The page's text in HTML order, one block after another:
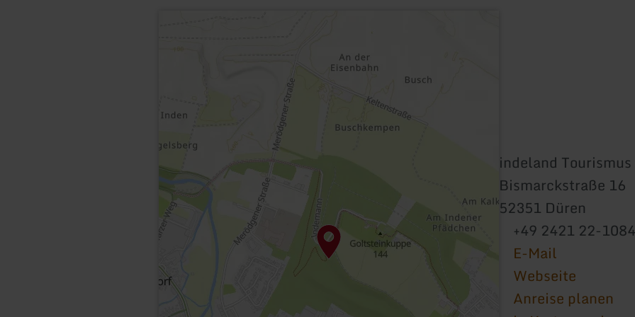
indeland Tourismus
Bismarckstraße 16
52351 Düren
+49 2421 22-
E-Mail
Webseite
Anreise planen